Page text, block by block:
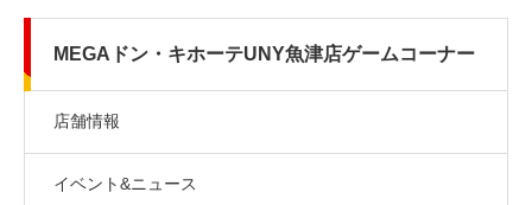
MEGAドン・キホーテUNY魚津店ゲームコーナー
店舗情報
イベント&ニュース